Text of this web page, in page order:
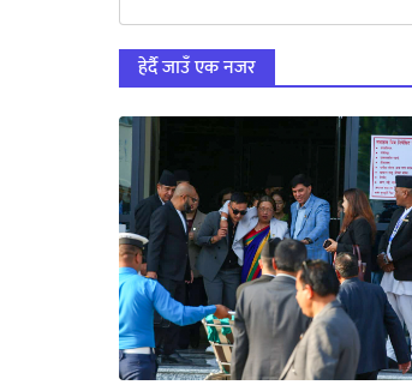
हेर्दै जाउँ एक नजर